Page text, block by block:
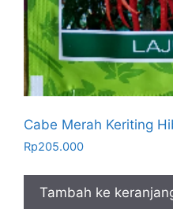
Cabe Merah Keriting
Rp205.000
Tambah ke